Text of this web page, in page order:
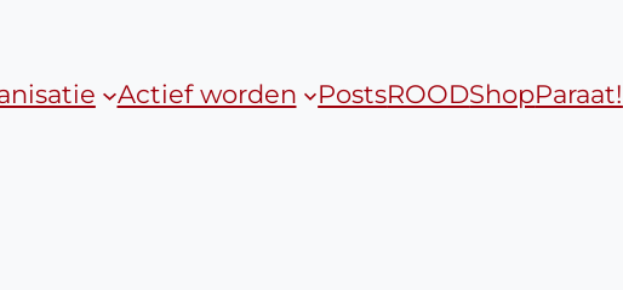
Actief worden PostsROODShopParaat!